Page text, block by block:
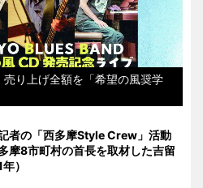
り上げ全額を「希望の風奨学
者の「西多摩Style Crew」活動
8市町村の首長を取材した吉留
）